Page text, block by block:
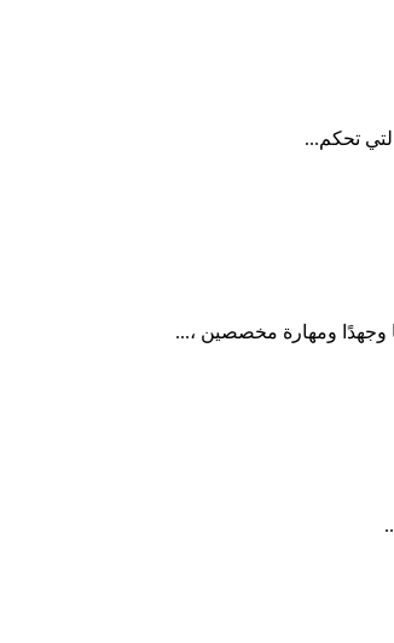
وجهدًا ومهارة مخصصين ،...